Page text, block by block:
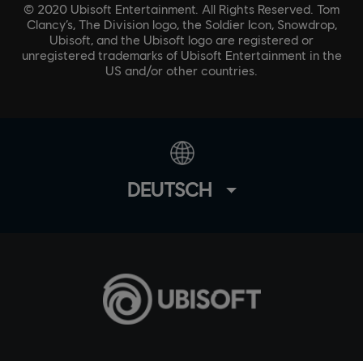
© 2020 Ubisoft Entertainment. All Rights Reserved. Tom
Clancy’s, The Division logo, the Soldier Icon, Snowdrop,
Ubisoft, and the Ubisoft logo are registered or
unregistered trademarks of Ubisoft Entertainment in the
US and/or other countries.
DEUTSCH